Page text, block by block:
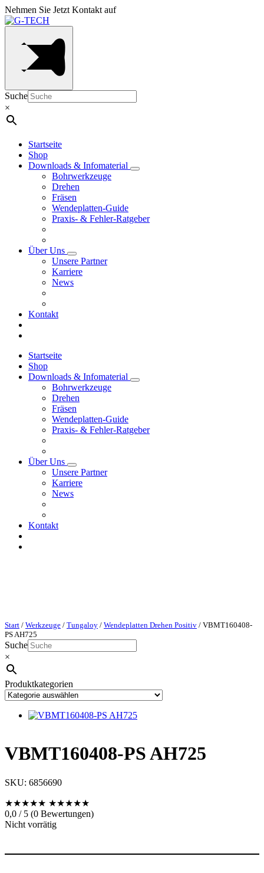
Nehmen Sie Jetzt Kontakt auf
Suche
×
Startseite
Shop
Downloads & Infomaterial
Bohrwerkzeuge
Drehen
Fräsen
Wendeplatten-Guide
Praxis- & Fehler-Ratgeber
Über Uns
Unsere Partner
Karriere
News
Kontakt
Startseite
Shop
Downloads & Infomaterial
Bohrwerkzeuge
Drehen
Fräsen
Wendeplatten-Guide
Praxis- & Fehler-Ratgeber
Über Uns
Unsere Partner
Karriere
News
Kontakt
Start / Werkzeuge / Tungaloy / Wendeplatten Drehen Positiv / VBMT160408-
PS AH725
Suche
×
Produktkategorien
VBMT160408-PS AH725
SKU: 6856690
★★★★★ ★★★★★
0,0 / 5 (0 Bewertungen)
Nicht vorrätig